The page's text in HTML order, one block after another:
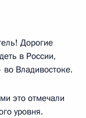
Дорогие
в России,
во Владивостоке.
это отмечали
уровня.